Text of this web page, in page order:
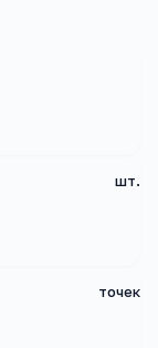
шт.
точек